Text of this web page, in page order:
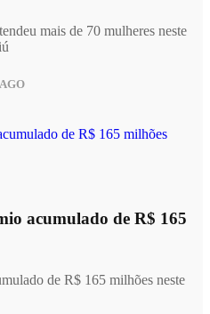
mais de 70 mulheres neste
acumulado de R$ 165
de R$ 165 milhões neste